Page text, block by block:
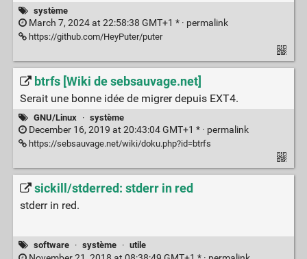
système
March 7, 2024 at 22:58:38 GMT+1 * · permalink
https://github.com/HeyPuter/puter
btrfs [Wiki de sebsauvage.net]
Serait une bonne idée de migrer depuis EXT4.
GNU/Linux · système
December 16, 2019 at 20:43:04 GMT+1 * · permalink
https://sebsauvage.net/wiki/doku.php?id=btrfs
sickill/stderred: stderr in red
stderr in red.
software · système · utile